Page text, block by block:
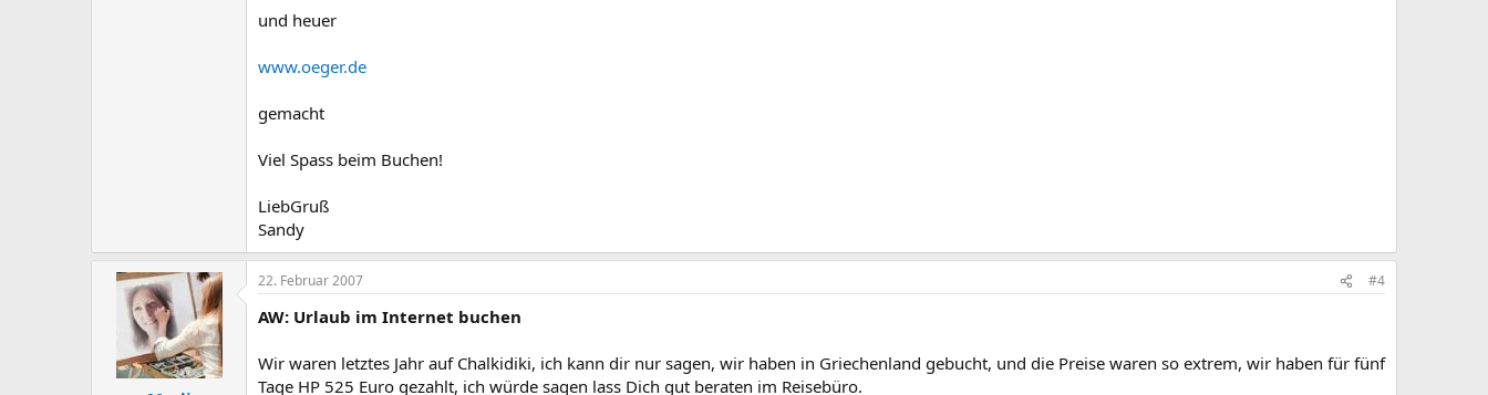
und heuer
www.oeger.de
gemacht
Viel Spass beim Buchen!
LiebGruß
Sandy
22. Februar 2007 #4
AW: Urlaub im Internet buchen
Wir waren letztes Jahr auf Chalkidiki, ich kann dir nur sagen, wir haben in Griechenland gebucht, und die Preise waren so extrem, wir haben für fünf
Tage HP 525 Euro gezahlt, ich würde sagen lass Dich gut beraten im Reisebüro.